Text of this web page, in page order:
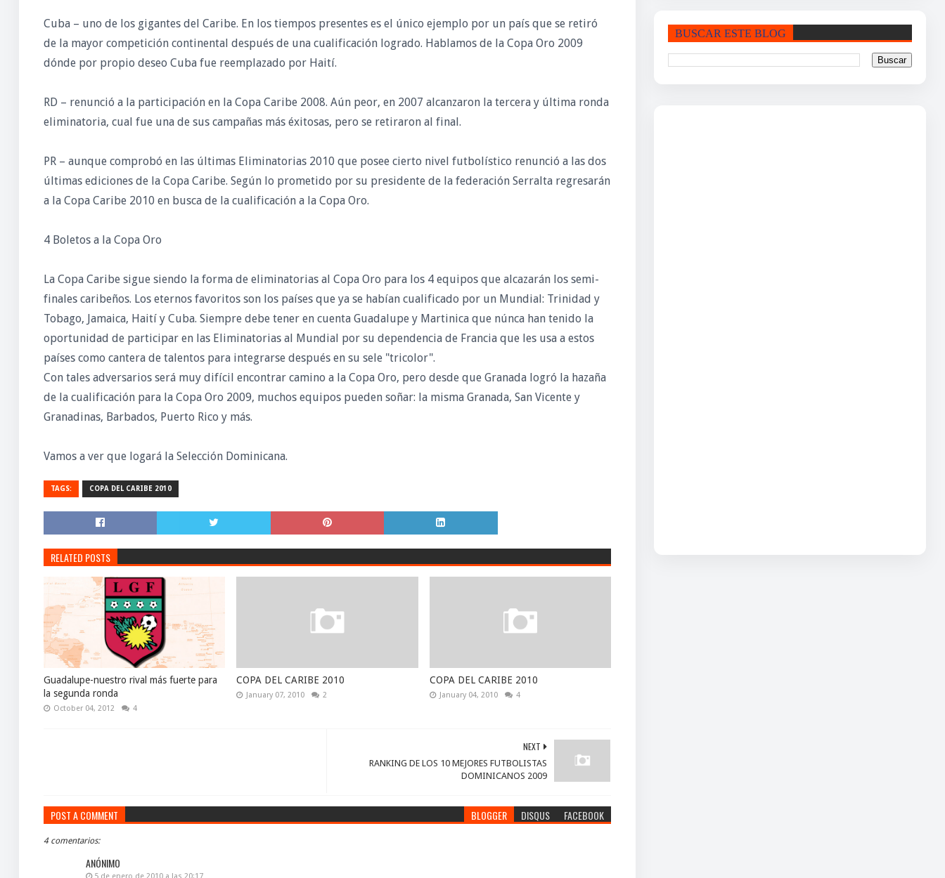
Cuba – uno de los gigantes del Caribe. En los tiempos presentes es el único ejemplo por un país que se retiró
de la mayor competición continental después de una cualificación logrado. Hablamos de la Copa Oro 2009
dónde por propio deseo Cuba fue reemplazado por Haití.
RD – renunció a la participación en la Copa Caribe 2008. Aún peor, en 2007 alcanzaron la tercera y última ronda
eliminatoria, cual fue una de sus campañas más éxitosas, pero se retiraron al final.
PR – aunque comprobó en las últimas Eliminatorias 2010 que posee cierto nivel futbolístico renunció a las dos
últimas ediciones de la Copa Caribe. Según lo prometido por su presidente de la federación Serralta regresarán
a la Copa Caribe 2010 en busca de la cualificación a la Copa Oro.
4 Boletos a la Copa Oro
La Copa Caribe sigue siendo la forma de eliminatorias al Copa Oro para los 4 equipos que alcazarán los semi-
finales caribeños. Los eternos favoritos son los países que ya se habían cualificado por un Mundial: Trinidad y
Tobago, Jamaica, Haití y Cuba. Siempre debe tener en cuenta Guadalupe y Martinica que núnca han tenido la
oportunidad de participar en las Eliminatorias al Mundial por su dependencia de Francia que les usa a estos
países como cantera de talentos para integrarse después en su sele "tricolor".
Con tales adversarios será muy difícil encontrar camino a la Copa Oro, pero desde que Granada logró la hazaña
de la cualificación para la Copa Oro 2009, muchos equipos pueden soñar: la misma Granada, San Vicente y
Granadinas, Barbados, Puerto Rico y más.
Vamos a ver que logará la Selección Dominicana.
TAGS: COPA DEL CARIBE 2010
RELATED POSTS
Guadalupe-nuestro rival más fuerte para
la segunda ronda
October 04, 2012 4
COPA DEL CARIBE 2010
January 07, 2010 2
COPA DEL CARIBE 2010
January 04, 2010 4
NEXT
RANKING DE LOS 10 MEJORES FUTBOLISTAS
DOMINICANOS 2009
POST A COMMENT BLOGGER DISQUS FACEBOOK
4 comentarios:
ANÓNIMO
BUSCAR ESTE BLOG